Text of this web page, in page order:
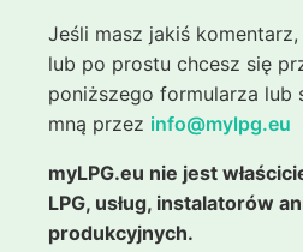
Jeśli masz jakiś
lub po prostu chcesz się
poniższego formularza lub
mną przez info@mylpg.eu
myLPG.eu nie jest
LPG, usług, instalatorów
produkcyjnych.